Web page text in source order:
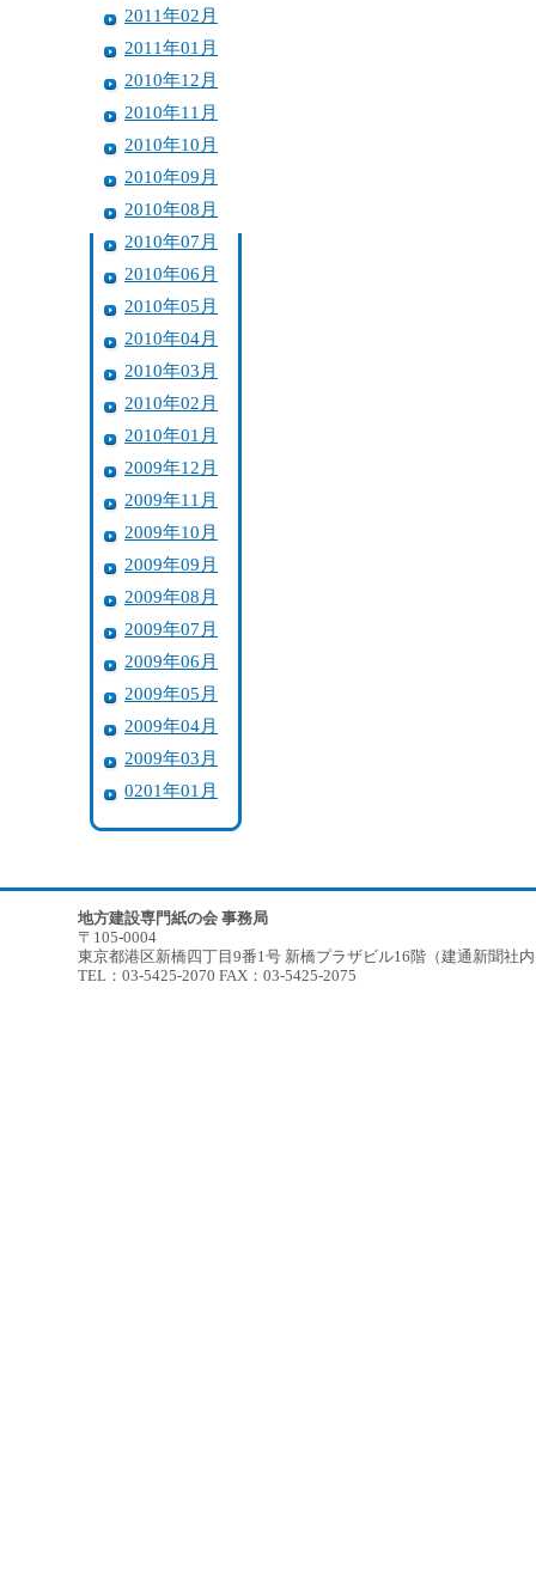
2011年02月
2011年01月
2010年12月
2010年11月
2010年10月
2010年09月
2010年08月
2010年07月
2010年06月
2010年05月
2010年04月
2010年03月
2010年02月
2010年01月
2009年12月
2009年11月
2009年10月
2009年09月
2009年08月
2009年07月
2009年06月
2009年05月
2009年04月
2009年03月
0201年01月
地方建設専門紙の会 事務局
〒105-0004
東京都港区新橋四丁目9番1号 新橋プラザビル16階（建通新聞社
TEL：03-5425-2070 FAX：03-5425-2075